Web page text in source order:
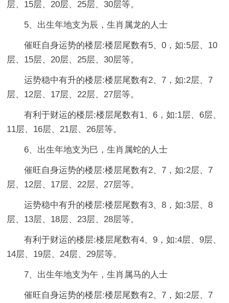
层、15层、20层、25层、30层等。
5、出生年地支为辰，生肖属龙的人士
催旺自身运势的楼层:楼层尾数有5、0，如:5层、10
层、15层、20层、25层、30层等。
运势稳中有升的楼层:楼层尾数有2、7，如:2层、7
层、12层、17层、22层、27层等。
有利于财运的楼层:楼层尾数有1、6，如:1层、6层、
11层、16层、21层、26层等。
6、出生年地支为巳，生肖属蛇的人士
催旺自身运势的楼层:楼层尾数有2、7，如:2层、7
层、12层、17层、22层、27层等。
运势稳中有升的楼层:楼层尾数有3、8，如:3层、8
层、13层、18层、23层、28层等。
有利于财运的楼层:楼层尾数有4、9，如:4层、9层、
14层、19层、24层、29层等。
7、出生年地支为午，生肖属马的人士
催旺自身运势的楼层:楼层尾数有2、7，如:2层、7